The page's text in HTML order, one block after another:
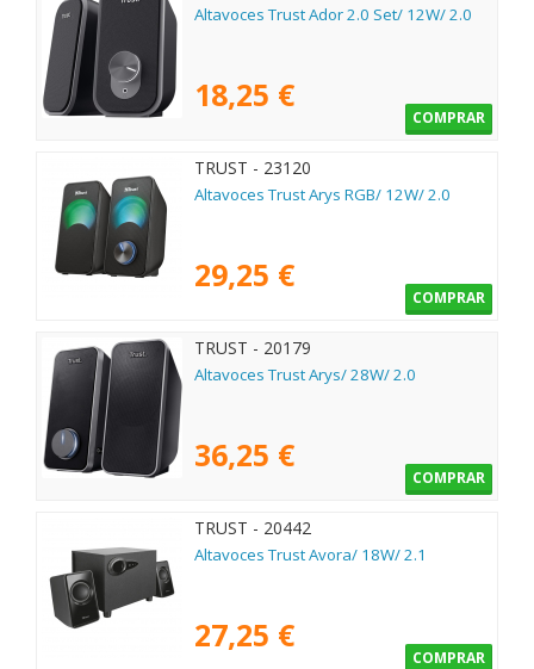
Altavoces Trust Ador 2.0 Set/ 12W/ 2.0
18,25 €
COMPRAR
TRUST - 23120
Altavoces Trust Arys RGB/ 12W/ 2.0
29,25 €
COMPRAR
TRUST - 20179
Altavoces Trust Arys/ 28W/ 2.0
36,25 €
COMPRAR
TRUST - 20442
Altavoces Trust Avora/ 18W/ 2.1
27,25 €
COMPRAR